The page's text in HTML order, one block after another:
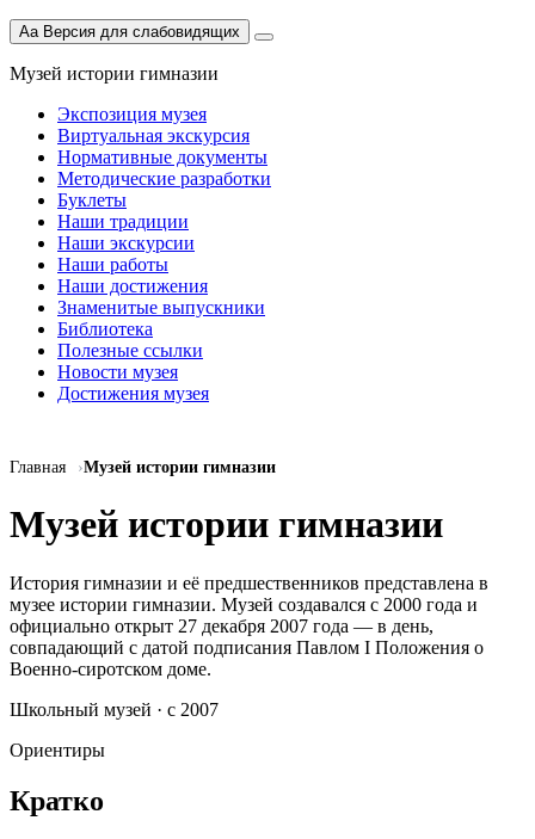
Aa Версия для слабовидящих
Музей истории гимназии
Экспозиция музея
Виртуальная экскурсия
Нормативные документы
Методические разработки
Буклеты
Наши традиции
Наши экскурсии
Наши работы
Наши достижения
Знаменитые выпускники
Библиотека
Полезные ссылки
Новости музея
Достижения музея
Главная Музей истории гимназии
Музей истории гимназии
История гимназии и её предшественников представлена в
музее истории гимназии. Музей создавался с 2000 года и
официально открыт 27 декабря 2007 года — в день,
совпадающий с датой подписания Павлом I Положения о
Военно-сиротском доме.
Школьный музей · с 2007
Ориентиры
Кратко